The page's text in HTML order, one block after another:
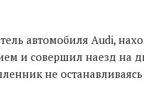
автомобиля Audi,
и совершил наезд на
не